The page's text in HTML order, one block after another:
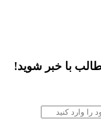
با خبر شوید!